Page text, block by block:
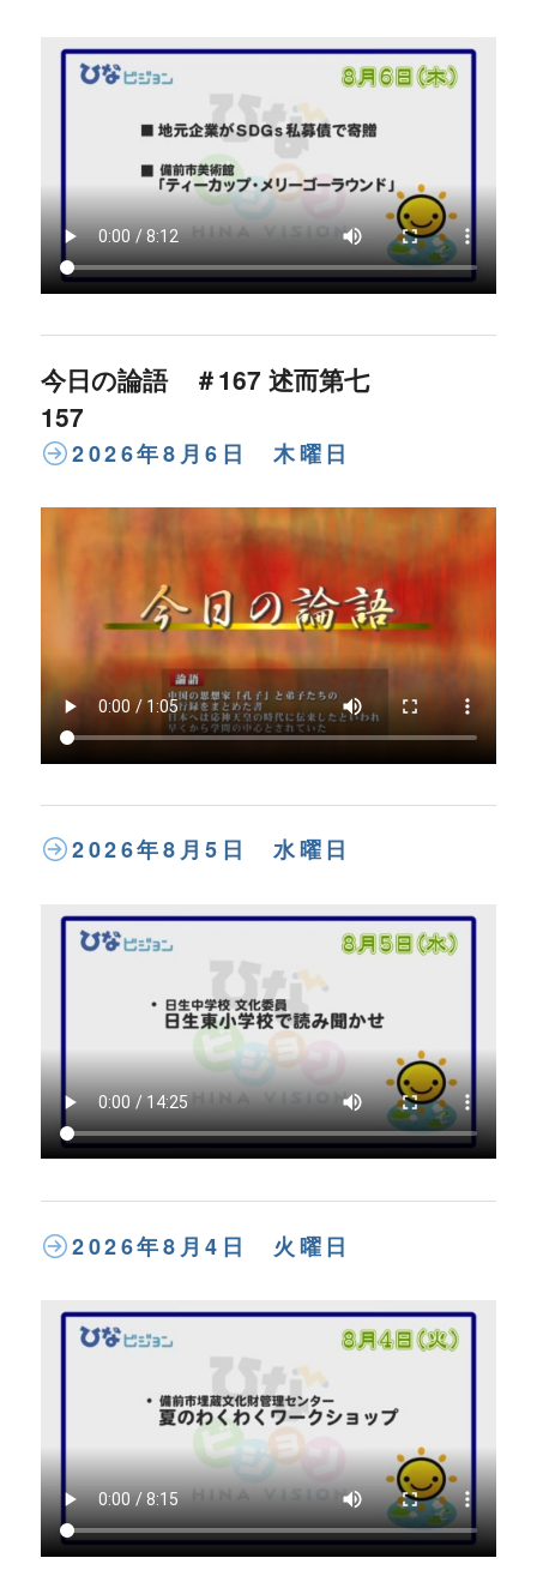
今日の論語 ＃167 述而第七
157
2026年8月6日 木曜日
2026年8月5日 水曜日
2026年8月4日 火曜日